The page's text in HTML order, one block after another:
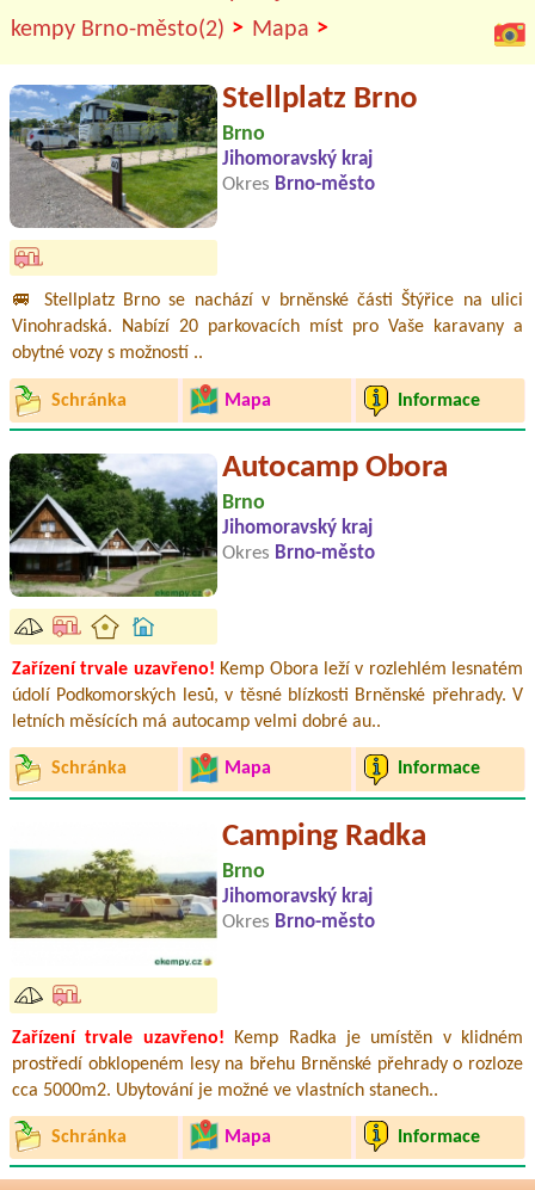
kempy Brno-město(2) > Mapa >
Stellplatz Brno
Brno
Jihomoravský kraj
Okres Brno-město
🚐 Stellplatz Brno se nachází v brněnské části Štýřice na ulici
Vinohradská. Nabízí 20 parkovacích míst pro Vaše karavany a
obytné vozy s možností ..
Schránka Mapa Informace
Autocamp Obora
Brno
Jihomoravský kraj
Okres Brno-město
Zařízení trvale uzavřeno! Kemp Obora leží v rozlehlém lesnatém
údolí Podkomorských lesů, v těsné blízkosti Brněnské přehrady. V
letních měsících má autocamp velmi dobré au..
Schránka Mapa Informace
Camping Radka
Brno
Jihomoravský kraj
Okres Brno-město
Zařízení trvale uzavřeno! Kemp Radka je umístěn v klidném
prostředí obklopeném lesy na břehu Brněnské přehrady o rozloze
cca 5000m2. Ubytování je možné ve vlastních stanech..
Schránka Mapa Informace